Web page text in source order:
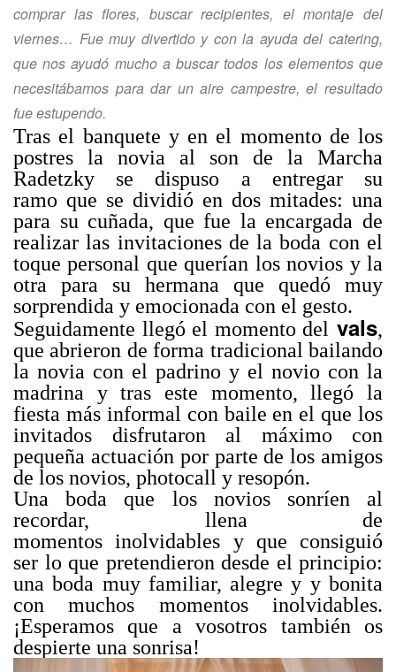
comprar las flores, buscar recipientes, el montaje del
viernes… Fue muy divertido y con la ayuda del catering,
que nos ayudó mucho a buscar todos los elementos que
necesitábamos para dar un aire campestre, el resultado
fue estupendo.
Tras el banquete y en el momento de los
postres la novia al son de la Marcha
Radetzky se dispuso a entregar su
ramo que se dividió en dos mitades: una
para su cuñada, que fue la encargada de
realizar las invitaciones de la boda con el
toque personal que querían los novios y la
otra para su hermana que quedó muy
sorprendida y emocionada con el gesto.
Seguidamente llegó el momento del vals,
que abrieron de forma tradicional bailando
la novia con el padrino y el novio con la
madrina y tras este momento, llegó la
fiesta más informal con baile en el que los
invitados disfrutaron al máximo con
pequeña actuación por parte de los amigos
de los novios, photocall y resopón.
Una boda que los novios sonríen al
recordar, llena de
momentos inolvidables y que consiguió
ser lo que pretendieron desde el principio:
una boda muy familiar, alegre y y bonita
con muchos momentos inolvidables.
¡Esperamos que a vosotros también os
despierte una sonrisa!